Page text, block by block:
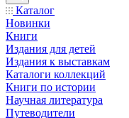
Каталог
Новинки
Книги
Издания для детей
Издания к выставкам
Каталоги коллекций
Книги по истории
Научная литература
Путеводители